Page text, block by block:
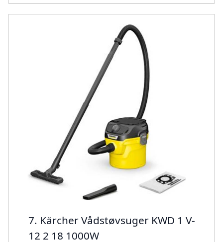
7. Kärcher Vådstøvsuger KWD 1 V-
12 2 18 1000W